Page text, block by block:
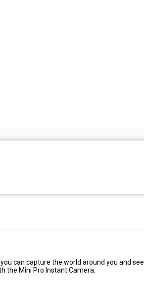
can capture the world around you and see
the Mini Pro Instant Camera.